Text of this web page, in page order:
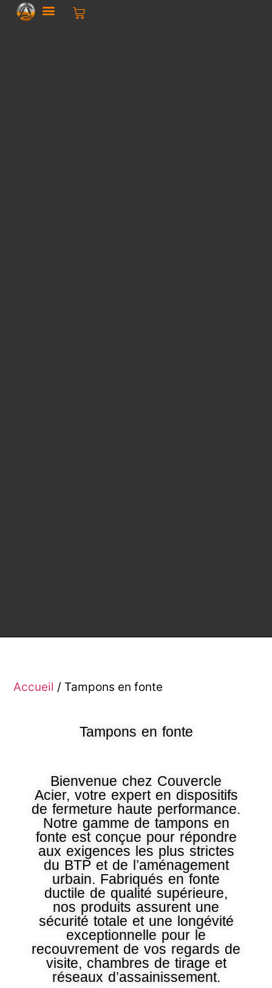
Accueil / Tampons en fonte
Tampons en fonte
Bienvenue chez Couvercle
Acier, votre expert en dispositifs
de fermeture haute performance.
Notre gamme de tampons en
fonte est conçue pour répondre
aux exigences les plus strictes
du BTP et de l’aménagement
urbain. Fabriqués en fonte
ductile de qualité supérieure,
nos produits assurent une
sécurité totale et une longévité
exceptionnelle pour le
recouvrement de vos regards de
visite, chambres de tirage et
réseaux d’assainissement.